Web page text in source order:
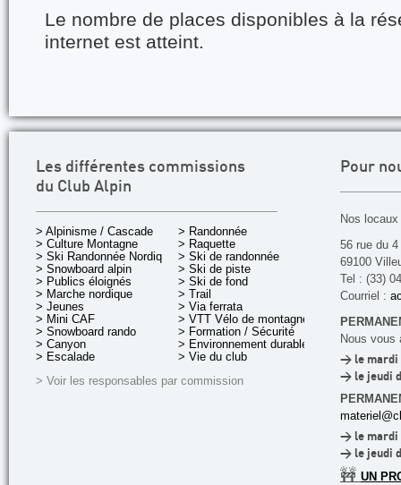
Le nombre de places disponibles à la
internet est atteint.
Les différentes commissions
du Club Alpin
> Alpinisme / Cascade
> Culture Montagne
> Ski Randonnée Nordique
> Snowboard alpin
> Publics éloignés
> Marche nordique
> Jeunes
> Mini CAF
> Snowboard rando
> Canyon
> Escalade
> Randonnée
> Raquette
> Ski de randonnée
> Ski de piste
> Ski de fond
> Trail
> Via ferrata
> VTT Vélo de montagne
> Formation / Sécurité
> Environnement durable
> Vie du club
> Voir les responsables par commission
Pour
Nos
56 rue du
69100
Tel : (33)
Courriel :
Nous vous
> le mardi
> le jeudi
> le mardi
> le jeudi
🚧 UN